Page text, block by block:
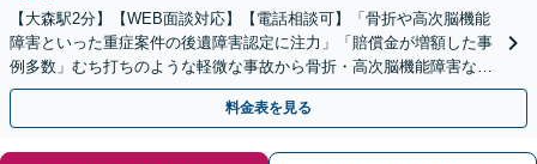
【大森駅2分】【WEB面談対応】【電話相談可】「骨折や高次脳機能
障害といった重症案件の後遺障害認定に注力」「賠償金が増額した事
例多数」むち打ちのような軽微な事故から骨折・高次脳機能障害など
の重症事故まで、事故の規模に関わらず対応いたします
料金表を見る